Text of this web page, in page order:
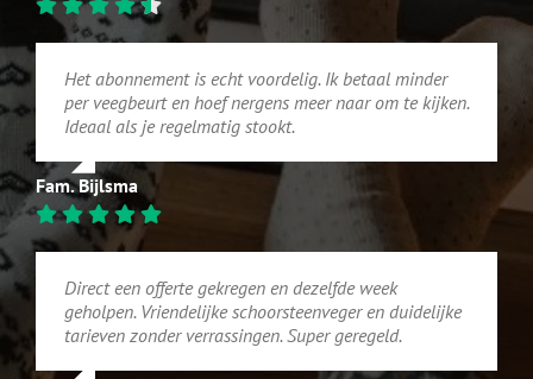
Het abonnement is echt voordelig. Ik betaal minder
per veegbeurt en hoef nergens meer naar om te kijken.
Ideaal als je regelmatig stookt.
Fam. Bijlsma
Direct een offerte gekregen en dezelfde week
geholpen. Vriendelijke schoorsteenveger en duidelijke
tarieven zonder verrassingen. Super geregeld.